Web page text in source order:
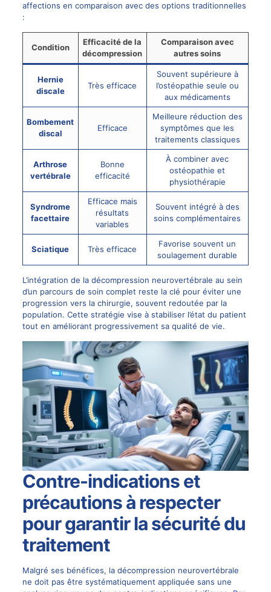
affections en comparaison avec des options traditionnelles
:
Condition
Efficacité de la
décompression
Comparaison avec
autres soins
Hernie
discale
Très efficace
Souvent supérieure à
l’ostéopathie seule ou
aux médicaments
Bombement
discal
Efficace
Meilleure réduction des
symptômes que les
traitements classiques
Arthrose
vertébrale
Bonne
efficacité
À combiner avec
ostéopathie et
physiothérapie
Syndrome
facettaire
Efficace mais
résultats
variables
Souvent intégré à des
soins complémentaires
Sciatique Très efficace
Favorise souvent un
soulagement durable
L’intégration de la décompression neurovertébrale au sein
d’un parcours de soin complet reste la clé pour éviter une
progression vers la chirurgie, souvent redoutée par la
population. Cette stratégie vise à stabiliser l’état du patient
tout en améliorant progressivement sa qualité de vie.
Contre-indications et
précautions à respecter
pour garantir la sécurité du
traitement
Malgré ses bénéfices, la décompression neurovertébrale
ne doit pas être systématiquement appliquée sans une